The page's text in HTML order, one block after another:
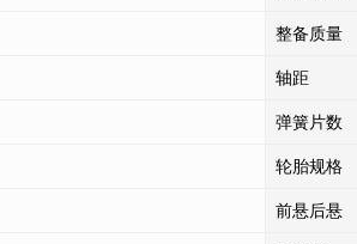
整备质量
轴距
弹簧片数
轮胎规格
前悬后悬